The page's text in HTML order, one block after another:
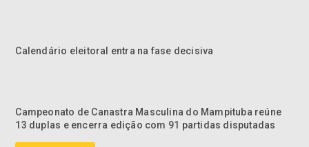
Calendário eleitoral entra na fase decisiva
Campeonato de Canastra Masculina do Mampituba reúne
13 duplas e encerra edição com 91 partidas disputadas